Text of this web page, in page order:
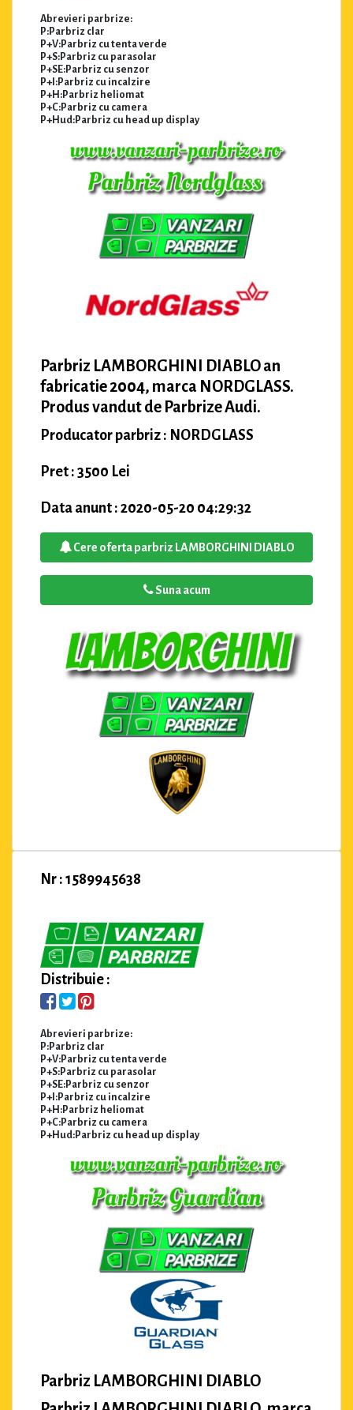
Abrevieri parbrize:
P:Parbriz clar
P+V:Parbriz cu tenta verde
P+S:Parbriz cu parasolar
P+SE:Parbriz cu senzor
P+I:Parbriz cu incalzire
P+H:Parbriz heliomat
P+C:Parbriz cu camera
P+Hud:Parbriz cu head up display
Parbriz LAMBORGHINI DIABLO an
fabricatie 2004, marca NORDGLASS.
Produs vandut de Parbrize Audi.
Producator parbriz : NORDGLASS
Pret : 3500 Lei
Data anunt : 2020-05-20 04:29:32
Cere oferta parbriz LAMBORGHINI DIABLO
Suna acum
Nr : 1589945638
Distribuie :
Abrevieri parbrize:
P:Parbriz clar
P+V:Parbriz cu tenta verde
P+S:Parbriz cu parasolar
P+SE:Parbriz cu senzor
P+I:Parbriz cu incalzire
P+H:Parbriz heliomat
P+C:Parbriz cu camera
P+Hud:Parbriz cu head up display
Parbriz LAMBORGHINI DIABLO